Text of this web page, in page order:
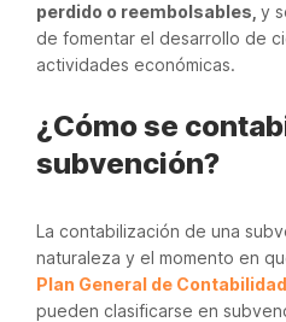
perdido o reembolsables, y
de fomentar el desarrollo de
actividades económicas.
¿Cómo se
subvención?
La contabilización de una
naturaleza y el momento en
Plan General de
pueden clasificarse en